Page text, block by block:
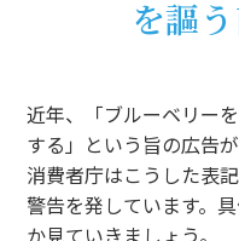
を謳
近年、「ブルーベリー
する」という旨の広告
消費者庁はこうした表
警告を発しています。
か見ていきましょう。